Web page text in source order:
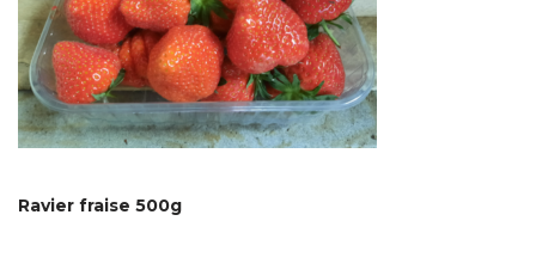
Ravier fraise 500g